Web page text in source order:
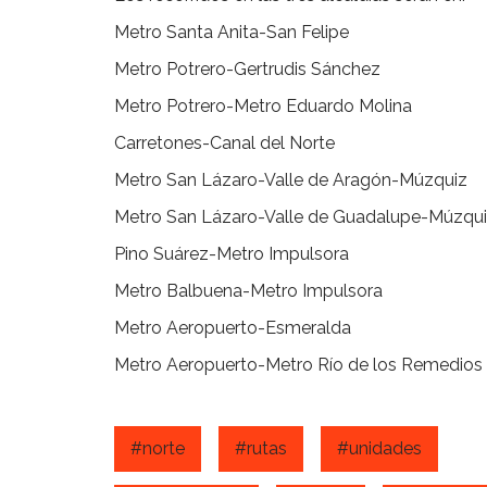
Metro Santa Anita-San Felipe
Metro Potrero-Gertrudis Sánchez
Metro Potrero-Metro Eduardo Molina
Carretones-Canal del Norte
Metro San Lázaro-Valle de Aragón-Múzquiz
Metro San Lázaro-Valle de Guadalupe-
Pino Suárez-Metro Impulsora
Metro Balbuena-Metro Impulsora
Metro Aeropuerto-Esmeralda
Metro Aeropuerto-Metro Río de los Remedios
#norte #rutas #unidades